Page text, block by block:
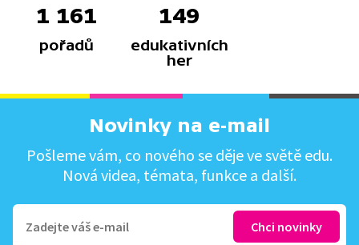
1 161
pořadů
149
edukativních
her
Novinky na e-mail
Pošleme vám, co nového se děje ve světě edu.
Nová videa, témata, funkce a další.